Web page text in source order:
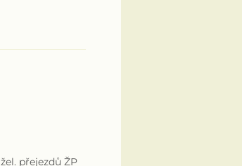
žel. přejezdů ŽP